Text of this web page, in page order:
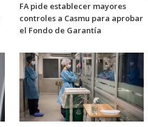
FA pide establecer mayores
controles a Casmu para aprobar
el Fondo de Garantía